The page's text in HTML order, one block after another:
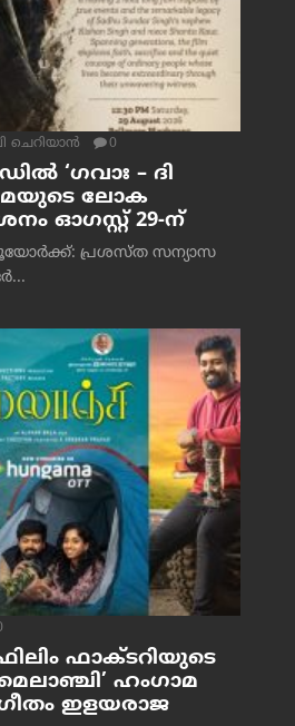
ചെറിയാൻ 0
‘ഗവാഃ – ദി
ലോക
ഓഗസ്റ്റ് 29-ന്
പ്രശസ്ത സന്യാസ
ഫാക്ടറിയുടെ
ഹംഗാമ
ഇളയരാജ